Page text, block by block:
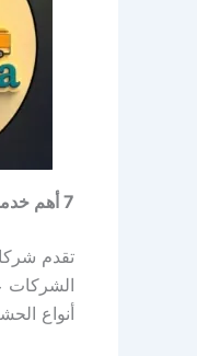
7 أهم خدمات مكافحة الحشرات في بورتوفيق
تقدم
الشركات
أنواع